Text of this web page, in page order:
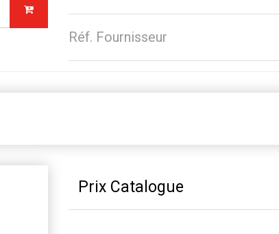
Réf. Fournisseur
Prix Catalogue